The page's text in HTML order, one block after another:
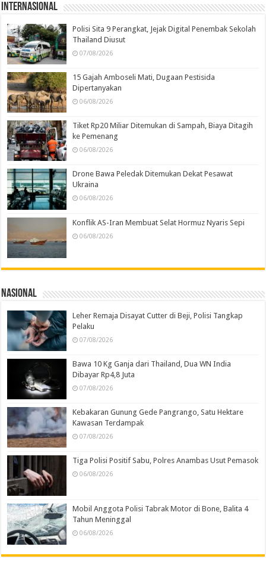
Internasional
Polisi Sita 9 Perangkat, Jejak Digital Penembak Sekolah
Thailand Diusut
07/08/2026
15 Gajah Amboseli Mati, Dugaan Pestisida
Dipertanyakan
06/08/2026
Tiket Rp20 Miliar Ditemukan di Sampah, Biaya Ditagih
ke Pemenang
06/08/2026
Drone Bawa Peledak Ditemukan Dekat Pesawat
Ukraina
06/08/2026
Konflik AS-Iran Membuat Selat Hormuz Nyaris Sepi
06/08/2026
Nasional
Leher Remaja Disayat Cutter di Beji, Polisi Tangkap
Pelaku
07/08/2026
Bawa 10 Kg Ganja dari Thailand, Dua WN India
Dibayar Rp4,8 Juta
07/08/2026
Kebakaran Gunung Gede Pangrango, Satu Hektare
Kawasan Terdampak
07/08/2026
Tiga Polisi Positif Sabu, Polres Anambas Usut Pemasok
06/08/2026
Mobil Anggota Polisi Tabrak Motor di Bone, Balita 4
Tahun Meninggal
06/08/2026